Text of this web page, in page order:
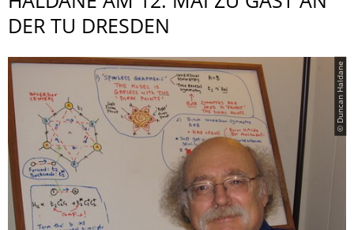
DER TU DRESDEN
© Duncan Haldane